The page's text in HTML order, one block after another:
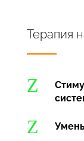
Терапия
Z
Z